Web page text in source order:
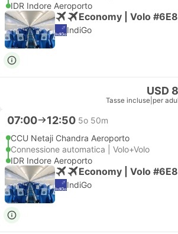
IDR Indore Aeroporto
Economy | Volo
IndiGo
USD
Tasse incluse per
07:00 12:50 5o 50m
CCU Netaji Chandra Aeroporto
Connessione automatica | Volo+Volo
IDR Indore Aeroporto
Economy | Volo
IndiGo